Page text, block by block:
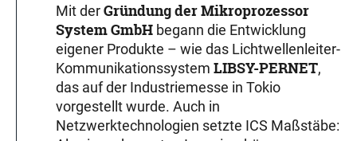
Mit derGründung der Mikroprozessor
System GmbH begann die Entwicklung
eigener Produkte – wie das Lichtwellenleiter-
Kommunikationssystem LIBSY-PERNET,
das auf der Industriemesse in Tokio
vorgestellt wurde. Auch in
Netzwerktechnologien setzte ICS Maßstäbe: